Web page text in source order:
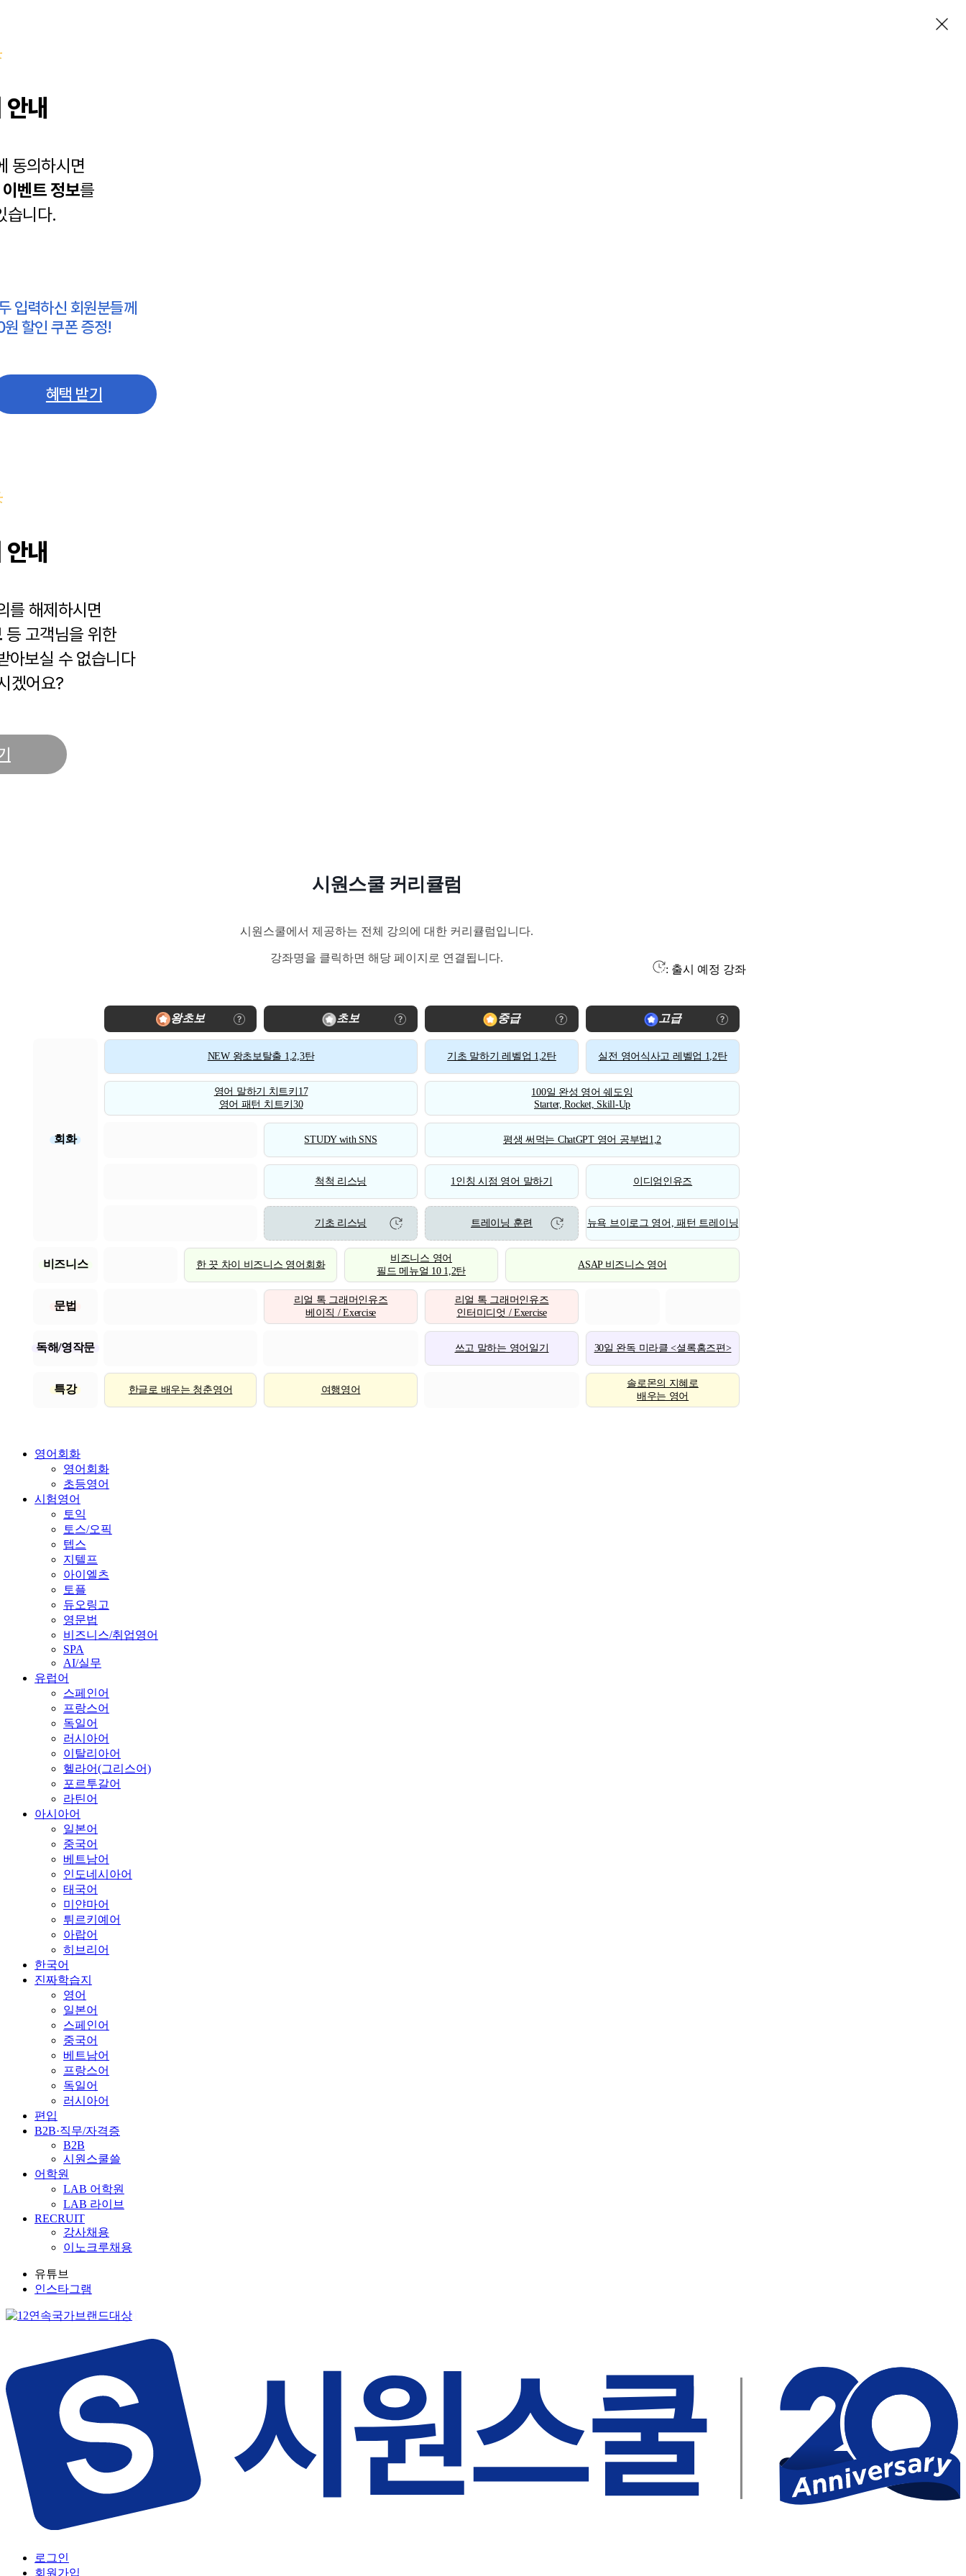
내
동의하시면
이벤트 정보를
습니다.
입력하신 회원분들께
할인 쿠폰 증정!
혜택 받기
내
를 해제하시면
등 고객님을 위한
아보실 수 없습니다
겠어요?
시원스쿨 커리큘럼
시원스쿨에서 제공하는 전체 강의에 대한 커리큘럼입니다.
강좌명을 클릭하면 해당 페이지로 연결됩니다.
: 출시 예정 강좌
왕초보 초보 중급 고급
회화
NEW 왕초보탈출 1,2,3탄 기초 말하기 레벨업 1,2탄 실전 영어식사고 레벨업 1,2탄
영어 말하기 치트키17
영어 패턴 치트키30
100일 완성 영어 쉐도잉
Starter, Rocket, Skill-Up
STUDY with SNS 평생 써먹는 ChatGPT 영어 공부법1,2
척척 리스닝 1인칭 시점 영어 말하기 이디엄인유즈
기초 리스닝 트레이닝 훈련 뉴욕 브이로그 영어, 패턴 트레이닝
비즈니스 한 끗 차이 비즈니스 영어회화
비즈니스 영어
필드 메뉴얼 10 1,2탄
ASAP 비즈니스 영어
문법
리얼 톡 그래머인유즈
베이직 / Exercise
리얼 톡 그래머인유즈
인터미디엇 / Exercise
독해/영작문 쓰고 말하는 영어일기 30일 완독 미라클 <셜록홈즈편>
특강 한글로 배우는 청춘영어 여행영어
솔로몬의 지혜로
배우는 영어
영어회화
영어회화
초등영어
시험영어
토익
토스/오픽
텝스
지텔프
아이엘츠
토플
듀오링고
영문법
비즈니스/취업영어
SPA
AI/실무
유럽어
스페인어
프랑스어
독일어
러시아어
이탈리아어
헬라어(그리스어)
포르투갈어
라틴어
아시아어
일본어
중국어
베트남어
인도네시아어
태국어
미얀마어
튀르키예어
아랍어
히브리어
한국어
진짜학습지
영어
일본어
스페인어
중국어
베트남어
프랑스어
독일어
러시아어
편입
B2B·직무/자격증
B2B
시원스쿨쓸
어학원
LAB 어학원
LAB 라이브
RECRUIT
강사채용
이노크루채용
유튜브
인스타그램
로그인
회원가입